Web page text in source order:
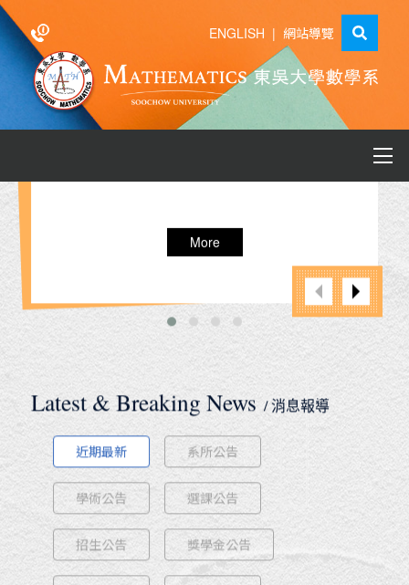
ENGLISH | 網站導覽
More
Latest & Breaking News / 消息報導
近期最新 系所公告
學術公告 選課公告
招生公告 獎學金公告